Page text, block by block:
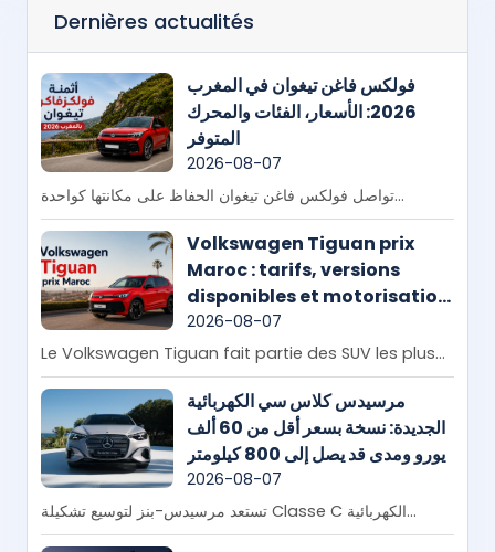
Dernières actualités
فولكس فاغن تيغوان في المغرب
2026: الأسعار، الفئات والمحرك
المتوفر
2026-08-07
تواصل فولكس فاغن تيغوان الحفاظ على مكانتها كواحدة...
Volkswagen Tiguan prix
Maroc : tarifs, versions
disponibles et motorisation
en 2026
2026-08-07
Le Volkswagen Tiguan fait partie des SUV les plus...
مرسيدس كلاس سي الكهربائية
الجديدة: نسخة بسعر أقل من 60 ألف
يورو ومدى قد يصل إلى 800 كيلومتر
2026-08-07
تستعد مرسيدس-بنز لتوسيع تشكيلة Classe C الكهربائية...